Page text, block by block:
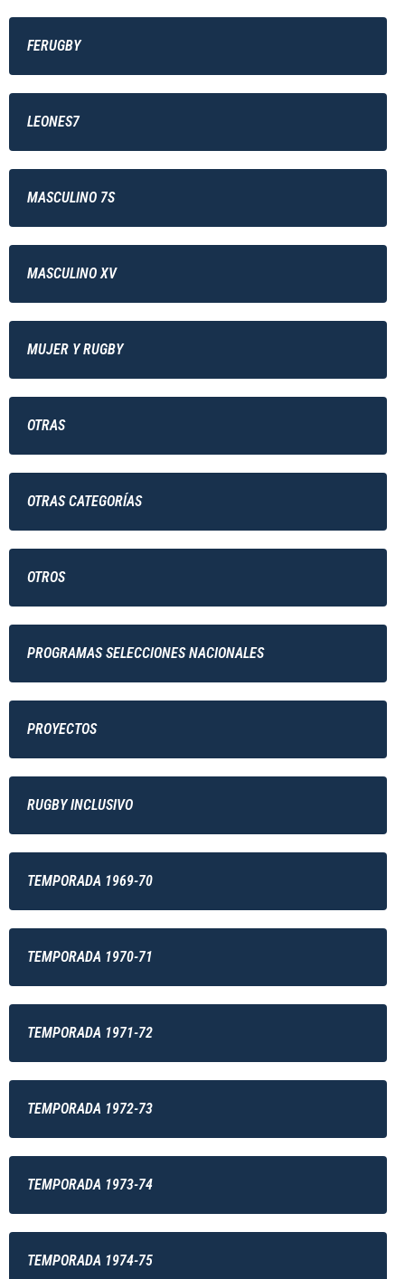
FERUGBY
LEONES7
MASCULINO 7S
MASCULINO XV
MUJER Y RUGBY
OTRAS
OTRAS CATEGORÍAS
OTROS
PROGRAMAS SELECCIONES NACIONALES
PROYECTOS
RUGBY INCLUSIVO
TEMPORADA 1969-70
TEMPORADA 1970-71
TEMPORADA 1971-72
TEMPORADA 1972-73
TEMPORADA 1973-74
TEMPORADA 1974-75